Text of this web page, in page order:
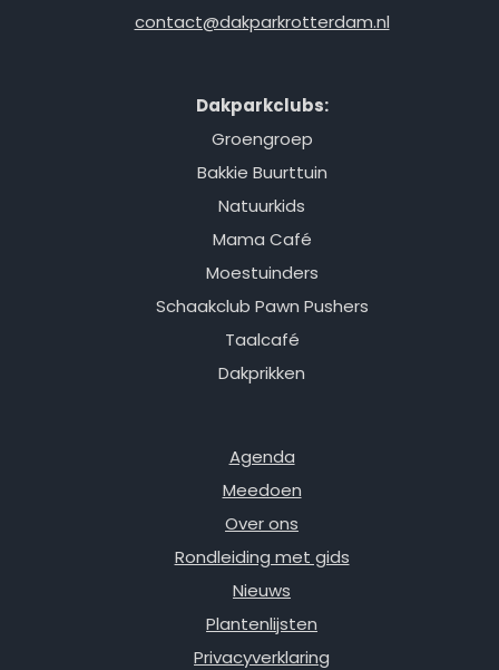
contact@dakparkrotterdam.nl
Dakparkclubs:
Groengroep
Bakkie Buurttuin
Natuurkids
Mama Café
Moestuinders
Schaakclub Pawn Pushers
Taalcafé
Dakprikken
Agenda
Meedoen
Over ons
Rondleiding met gids
Nieuws
Plantenlijsten
Privacyverklaring